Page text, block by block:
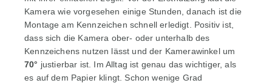
Kamera wie vorgesehen einige Stunden, danach ist die
Montage am Kennzeichen schnell erledigt. Positiv ist,
dass sich die Kamera ober- oder unterhalb des
Kennzeichens nutzen lässt und der Kamerawinkel um
70° justierbar ist. Im Alltag ist genau das wichtiger, als
es auf dem Papier klingt. Schon wenige Grad